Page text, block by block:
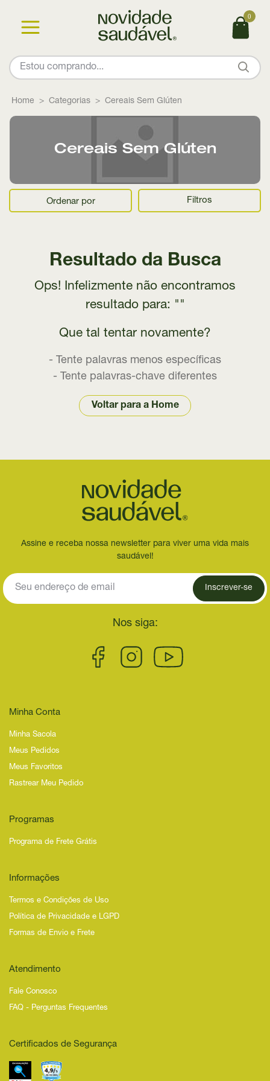
0
Home Categorias Cereais Sem Glúten
Cereais Sem Glúten
Ordenar por Filtros
Resultado da Busca
Ops! Infelizmente não encontramos
resultado para: ""
Que tal tentar novamente?
- Tente palavras menos específicas
- Tente palavras-chave diferentes
Voltar para a Home
Assine e receba nossa newsletter para viver uma vida mais
saudável!
Inscrever-se
Nos siga:
Minha Conta
Minha Sacola
Meus Pedidos
Meus Favoritos
Rastrear Meu Pedido
Programas
Programa de Frete Grátis
Informações
Termos e Condições de Uso
Política de Privacidade e LGPD
Formas de Envio e Frete
Atendimento
Fale Conosco
FAQ - Perguntas Frequentes
Certificados de Segurança